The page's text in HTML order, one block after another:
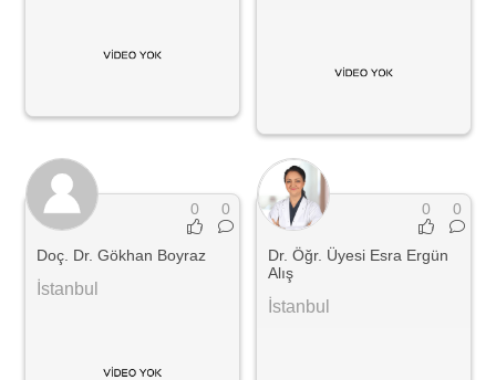
0 0
Doç. Dr. Gökhan Boyraz
İstanbul
0 0
Dr. Öğr. Üyesi Esra Ergün
Alış
İstanbul